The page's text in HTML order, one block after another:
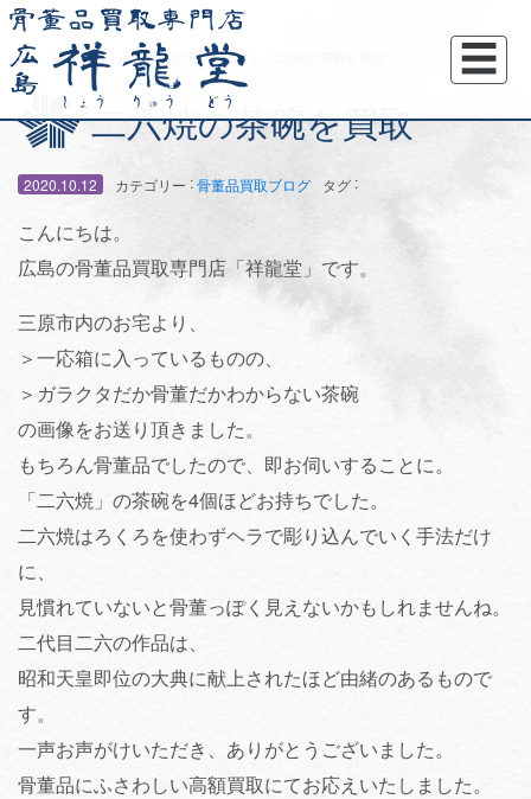
☰
トップページ 骨董品買取ブログ
二六焼の茶碗を買取
2020.10.12 カテゴリー :骨董品買取ブログ タグ :
こんにちは。
広島の骨董品買取専門店「祥龍堂」です。
三原市内のお宅より、
＞一応箱に入っているものの、
＞ガラクタだか骨董だかわからない茶碗
の画像をお送り頂きました。
もちろん骨董品でしたので、即お伺いすることに。
「二六焼」の茶碗を4個ほどお持ちでした。
二六焼はろくろを使わずヘラで彫り込んでいく手法だけ
に、
見慣れていないと骨董っぽく見えないかもしれませんね。
二代目二六の作品は、
昭和天皇即位の大典に献上されたほど由緒のあるもので
す。
一声お声がけいただき、ありがとうございました。
骨董品にふさわしい高額買取にてお応えいたしました。